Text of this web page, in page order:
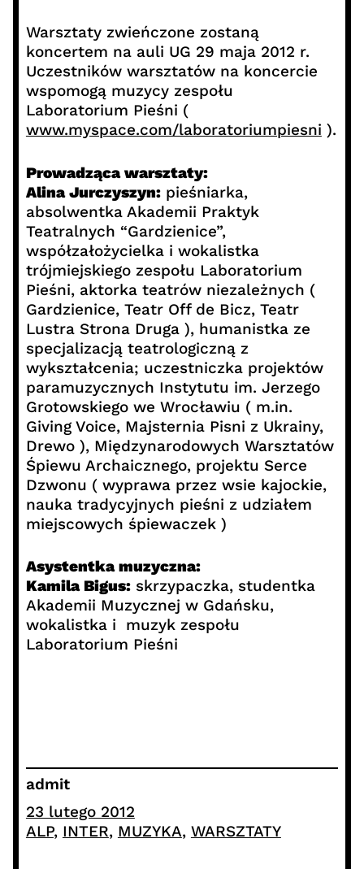
Warsztaty zwieńczone zostaną
koncertem na auli UG 29 maja 2012 r.
Uczestników warsztatów na koncercie
wspomogą muzycy zespołu
Laboratorium Pieśni (
www.myspace.com/laboratoriumpiesni ).
Prowadząca warsztaty:
Alina Jurczyszyn:pieśniarka,
absolwentka Akademii Praktyk
Teatralnych “Gardzienice”,
współzałożycielka i wokalistka
trójmiejskiego zespołu Laboratorium
Pieśni, aktorka teatrów niezależnych (
Gardzienice, Teatr Off de Bicz, Teatr
Lustra Strona Druga ), humanistka ze
specjalizacją teatrologiczną z
wykształcenia; uczestniczka projektów
paramuzycznych Instytutu im. Jerzego
Grotowskiego we Wrocławiu ( m.in.
Giving Voice, Majsternia Pisni z Ukrainy,
Drewo ), Międzynarodowych Warsztatów
Śpiewu Archaicznego, projektu Serce
Dzwonu ( wyprawa przez wsie kajockie,
nauka tradycyjnych pieśni z udziałem
miejscowych śpiewaczek )
Asystentka muzyczna:
Kamila Bigus:skrzypaczka, studentka
Akademii Muzycznej w Gdańsku,
wokalistka i muzyk zespołu
Laboratorium Pieśni
admit
23 lutego 2012
ALP, INTER, MUZYKA, WARSZTATY